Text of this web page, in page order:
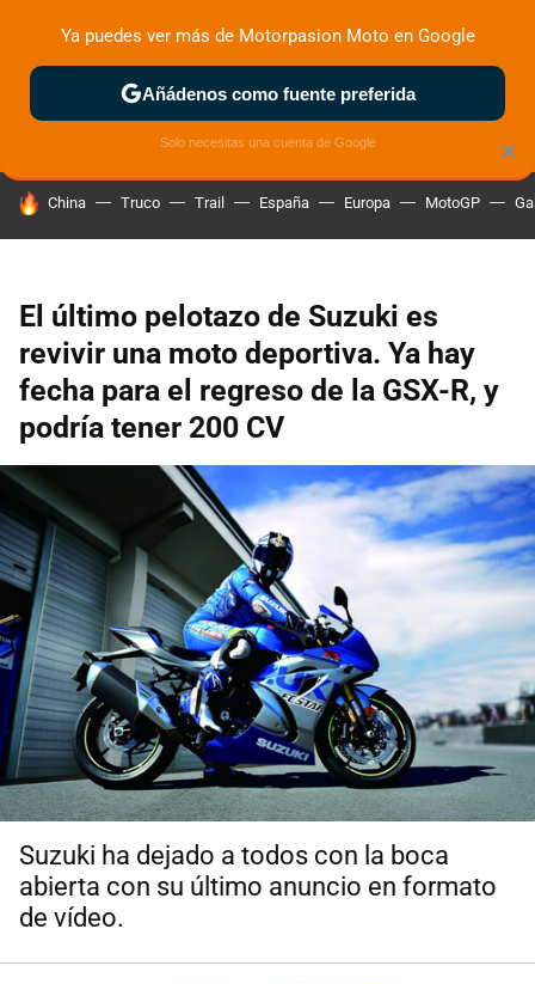
ZONA DE PRUEBAS DEPORTIVAS MOTOS ELÉCTRICAS
HOY SE HABLA DE
China Truco Trail España Europa MotoGP
El último pelotazo de Suzuki es
revivir una moto deportiva. Ya hay
fecha para el regreso de la GSX-R, y
podría tener 200 CV
Suzuki ha dejado a todos con la boca
abierta con su último anuncio en formato
de vídeo.
×
Ya puedes ver más de Motorpasion Moto en Google
Añádenos como fuente preferida
Solo necesitas una cuenta de Google